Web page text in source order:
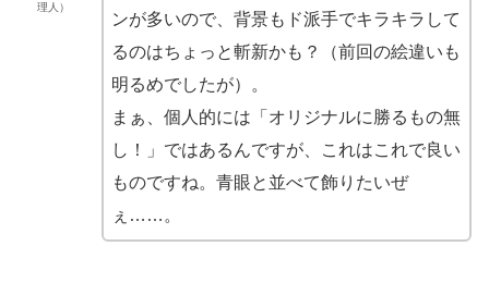
理人）
ンが多いので、背景もド派手でキラキラして
るのはちょっと斬新かも？（前回の絵違いも
明るめでしたが）。
まぁ、個人的には「オリジナルに勝るもの無
し！」ではあるんですが、これはこれで良い
ものですね。青眼と並べて飾りたいぜ
ぇ……。